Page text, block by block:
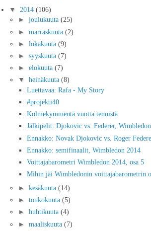
▼ 2014 (106)
► joulukuuta (25)
► marraskuuta (2)
► lokakuuta (9)
► syyskuuta (7)
► elokuuta (7)
▼ heinäkuuta (8)
Luettavaa: Rafa - My Story
#projekti40
Kolmekymmentä vuotta tennistä
Jälkipelit: Djokovic vs. Federer,
Ennakko: Novak Djokovic vs. Roger
Ennakko: semifinaalit, Wimbledon 2014
Voittajabarometri Wimbledon 2014, osa 5
Mihin jäi Wimbledonin voittajabarometrin
► kesäkuuta (14)
► toukokuuta (5)
► huhtikuuta (4)
► maaliskuuta (7)